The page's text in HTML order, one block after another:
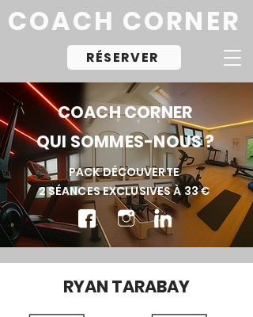
RÉSERVER
COACH CORNER
COACH CORNER
QUI SOMMES-NOUS ?
PACK DÉCOUVERTE
2 SÉANCES EXCLUSIVES À 33€
RYAN TARABAY